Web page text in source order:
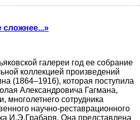
сложнее...»
галереи год ее собрание
коллекцией произведений
(1864–1916), которая поступила
Александровича Гагмана,
многолетнего сотрудника
научно-реставрационного
И.Э.Грабаря. Она представлена